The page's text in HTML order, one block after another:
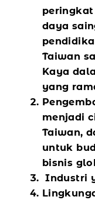
daya
Taiwan
Kaya
yang
menjadi
Taiwan,
untuk
bisnis
Industri